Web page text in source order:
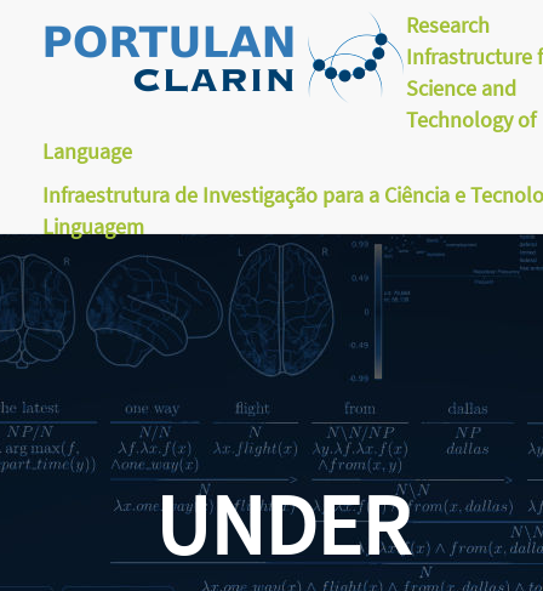
Research
Infrastructure
Science and
Technology of
Language
Infraestrutura de Investigação para a Ciência e
Linguagem
UNDER